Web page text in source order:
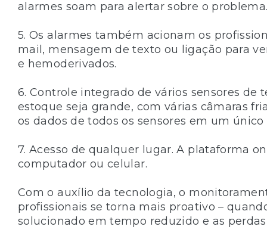
alarmes soam para alertar sobre o
5. Os alarmes também acionam os
mail, mensagem de texto ou ligação para
e hemoderivados.
6. Controle integrado de vários sensores de
estoque seja grande, com várias câmaras
os dados de todos os sensores em um único
7. Acesso de qualquer lugar. A plataforma
computador ou celular.
Com o auxílio da tecnologia, o
profissionais se torna mais proativo –
solucionado em tempo reduzido e as